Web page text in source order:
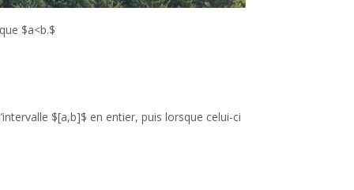
$a<b.$
$[a,b]$ en entier, puis lorsque celui-ci